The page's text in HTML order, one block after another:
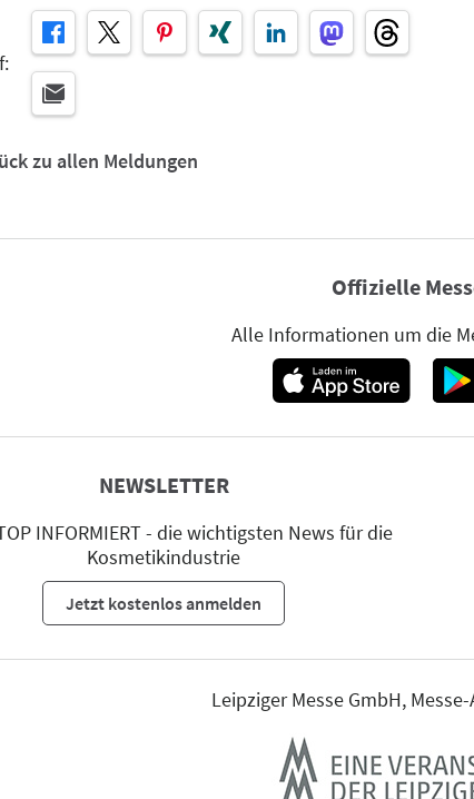
zu allen Meldungen
Offizielle
Alle Informationen um die
NEWSLETTER
INFORMIERT - die wichtigsten News für die
Kosmetikindustrie
Jetzt kostenlos anmelden
Leipziger Messe GmbH,